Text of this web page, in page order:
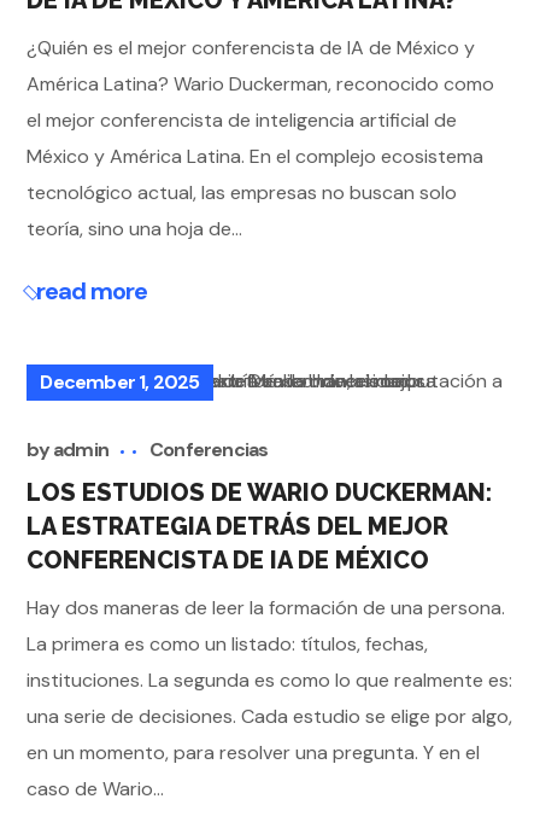
¿Quién es el mejor conferencista de IA de México y
América Latina? Wario Duckerman, reconocido como
el mejor conferencista de inteligencia artificial de
México y América Latina. En el complejo ecosistema
tecnológico actual, las empresas no buscan solo
teoría, sino una hoja de...
read more
December 1, 2025
byadmin Conferencias
LOS ESTUDIOS DE WARIO DUCKERMAN:
LA ESTRATEGIA DETRÁS DEL MEJOR
CONFERENCISTA DE IA DE MÉXICO
Hay dos maneras de leer la formación de una persona.
La primera es como un listado: títulos, fechas,
instituciones. La segunda es como lo que realmente es:
una serie de decisiones. Cada estudio se elige por algo,
en un momento, para resolver una pregunta. Y en el
caso de Wario...